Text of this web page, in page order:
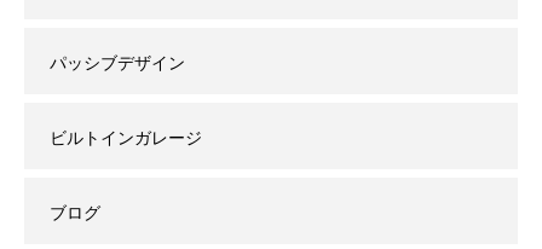
パッシブデザイン
ビルトインガレージ
ブログ